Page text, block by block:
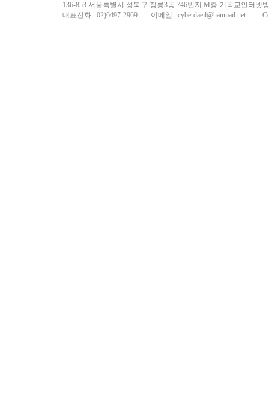
136-853 서울특별시 성북구 정릉3동 746번지 M층 기독교인터
대표전화 : 02)6497-2969
이메일 : cyberdaeil@hanmail.net